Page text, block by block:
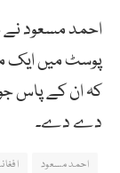
احمد مسعود نے
پوسٹ میں ایک
کہ ان کے پاس
دے دے۔
احمد مسعود